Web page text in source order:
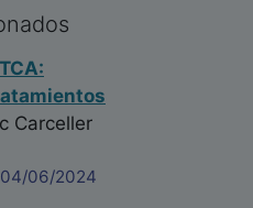
Carceller
06/2024